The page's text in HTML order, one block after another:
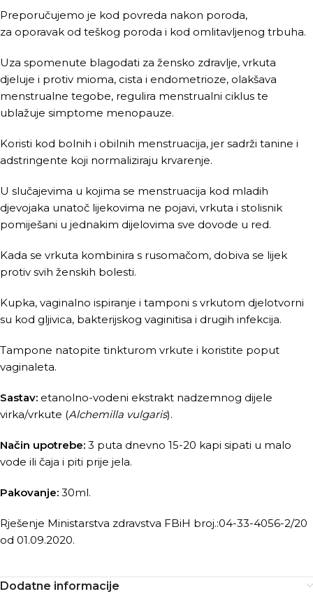
Preporučujemo je kod povreda nakon poroda,
za oporavak od teškog poroda i kod omlitavljenog trbuha.
Uza spomenute blagodati za žensko zdravlje, vrkuta
djeluje i protiv mioma, cista i endometrioze, olakšava
menstrualne tegobe, regulira menstrualni ciklus te
ublažuje simptome menopauze.
Koristi kod bolnih i obilnih menstruacija, jer sadrži tanine i
adstringente koji normaliziraju krvarenje.
U slučajevima u kojima se menstruacija kod mladih
djevojaka unatoč lijekovima ne pojavi, vrkuta i stolisnik
pomiješani u jednakim dijelovima sve dovode u red.
Kada se vrkuta kombinira s rusomačom, dobiva se lijek
protiv svih ženskih bolesti.
Kupka, vaginalno ispiranje i tamponi s vrkutom djelotvorni
su kod gljivica, bakterijskog vaginitisa i drugih infekcija.
Tampone natopite tinkturom vrkute i koristite poput
vaginaleta.
Sastav: etanolno-vodeni ekstrakt nadzemnog dijele
virka/vrkute (Alchemilla vulgaris).
Način upotrebe: 3 puta dnevno 15-20 kapi sipati u malo
vode ili čaja i piti prije jela.
Pakovanje: 30ml.
Rješenje Ministarstva zdravstva FBiH broj.:04-33-4056-2/20
od 01.09.2020.
Dodatne informacije